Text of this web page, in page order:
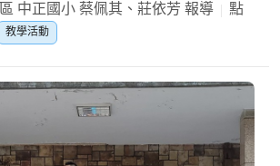
中正國小 蔡佩其、莊依芳 報導
點
教學活動